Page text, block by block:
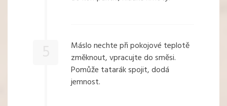
Máslo nechte při pokojové teplotě
změknout, vpracujte do směsi.
Pomůže tatarák spojit, dodá
jemnost.